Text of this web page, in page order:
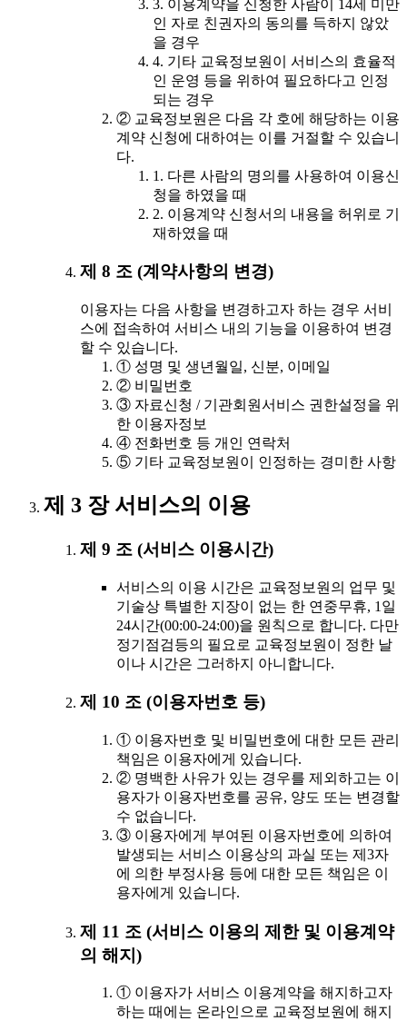
3. 이용계약을 신청한 사람이 14세 미만
인 자로 친권자의 동의를 득하지 않았
을 경우
4. 기타 교육정보원이 서비스의 효율적
인 운영 등을 위하여 필요하다고 인정
되는 경우
② 교육정보원은 다음 각 호에 해당하는 이용
계약 신청에 대하여는 이를 거절할 수 있습니
다.
1. 다른 사람의 명의를 사용하여 이용신
청을 하였을 때
2. 이용계약 신청서의 내용을 허위로 기
재하였을 때
제 8 조 (계약사항의 변경)
이용자는 다음 사항을 변경하고자 하는 경우 서비
스에 접속하여 서비스 내의 기능을 이용하여 변경
할 수 있습니다.
① 성명 및 생년월일, 신분, 이메일
② 비밀번호
③ 자료신청 / 기관회원서비스 권한설정을 위
한 이용자정보
④ 전화번호 등 개인 연락처
⑤ 기타 교육정보원이 인정하는 경미한 사항
제 3 장 서비스의 이용
제 9 조 (서비스 이용시간)
서비스의 이용 시간은 교육정보원의 업무 및
기술상 특별한 지장이 없는 한 연중무휴, 1일
24시간(00:00-24:00)을 원칙으로 합니다. 다만
정기점검등의 필요로 교육정보원이 정한 날
이나 시간은 그러하지 아니합니다.
제 10 조 (이용자번호 등)
① 이용자번호 및 비밀번호에 대한 모든 관리
책임은 이용자에게 있습니다.
② 명백한 사유가 있는 경우를 제외하고는 이
용자가 이용자번호를 공유, 양도 또는 변경할
수 없습니다.
③ 이용자에게 부여된 이용자번호에 의하여
발생되는 서비스 이용상의 과실 또는 제3자
에 의한 부정사용 등에 대한 모든 책임은 이
용자에게 있습니다.
제 11 조 (서비스 이용의 제한 및 이용계약
의 해지)
① 이용자가 서비스 이용계약을 해지하고자
하는 때에는 온라인으로 교육정보원에 해지